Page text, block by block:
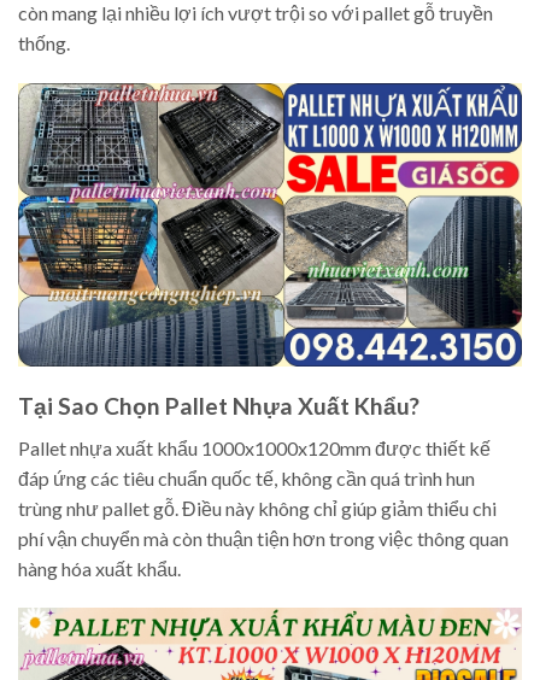
còn mang lại nhiều lợi ích vượt trội so với pallet gỗ truyền
thống.
Tại Sao Chọn Pallet Nhựa Xuất Khẩu?
Pallet nhựa xuất khẩu 1000x1000x120mm được thiết kế
đáp ứng các tiêu chuẩn quốc tế, không cần quá trình hun
trùng như pallet gỗ. Điều này không chỉ giúp giảm thiểu chi
phí vận chuyển mà còn thuận tiện hơn trong việc thông quan
hàng hóa xuất khẩu.